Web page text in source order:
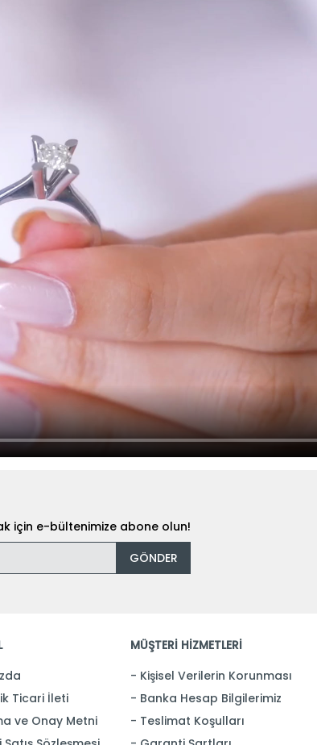
için e-bültenimize abone olun!
GÖNDER
Ticari İleti
ve Onay Metni
MÜŞTERİ HİZMETLERİ
Kişisel Verilerin Korunması
Banka Hesap Bilgilerimiz
Teslimat Koşulları